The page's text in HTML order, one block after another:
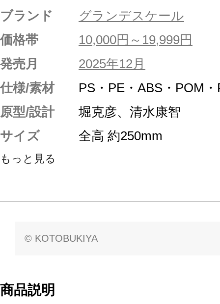
ブランド
グランデスケール
価格帯
10,000円～19,999円
発売月
2025年12月
仕様/素材
PS・PE・ABS・POM
原型/設計
堀克彦、清水康智
サイズ
全高 約250mm
もっと見る
© KOTOBUKIYA
商品説明